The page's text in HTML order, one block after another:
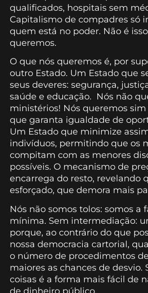
qualificados, hospitais sem
Capitalismo de compadres só
quem está no poder. Não é
queremos.
O que nós queremos é, por
outro Estado. Um Estado que
seus deveres: segurança,
saúde e educação. Nós não
ministérios! Nós queremos
que garanta igualdade de
Um Estado que minimize
indivíduos, permitindo que os
compitam com as menores
possíveis. O mecanismo de
encarrega do resto, revelando
esforçado, que demora mais
Nós não somos tolos: somos a
mínima. Sem intermediação:
porque, ao contrário do que
nossa democracia cartorial,
o número de procedimentos
maiores as chances de desvio.
coisas é a forma mais fácil de
de dinheiro público.